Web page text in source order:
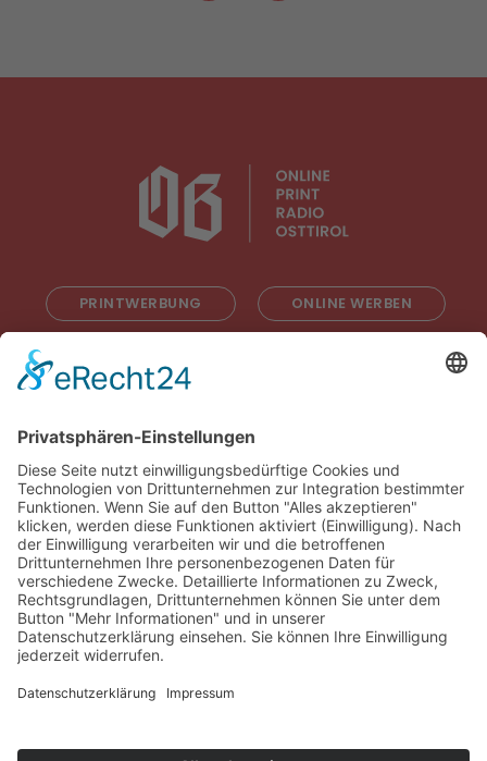
PRINTWERBUNG ONLINE WERBEN
Impressum